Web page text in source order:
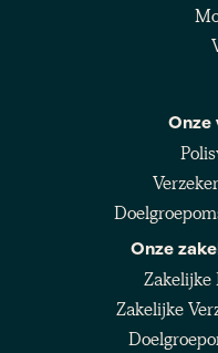
Onze
Onze
Zakelijke
Zakelijke